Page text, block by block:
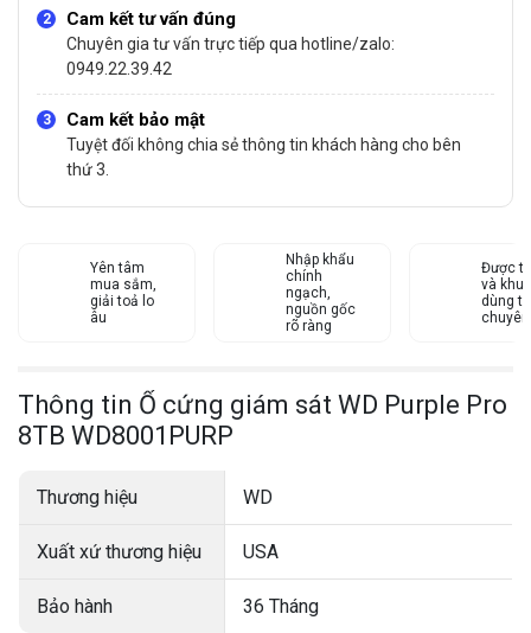
Cam kết tư vấn đúng
Chuyên gia tư vấn trực tiếp qua hotline/zalo:
0949.22.39.42
Cam kết bảo mật
Tuyệt đối không chia sẻ thông tin khách hàng cho bên
thứ 3.
Yên tâm
mua sắm,
giải toả lo
âu
Nhập khẩu
chính
ngạch,
nguồn gốc
rõ ràng
Được
và
dùng từ
Thông tin Ổ cứng giám sát WD Purple Pro
8TB WD8001PURP
Thương hiệu WD
Xuất xứ thương hiệu USA
Bảo hành 36 Tháng